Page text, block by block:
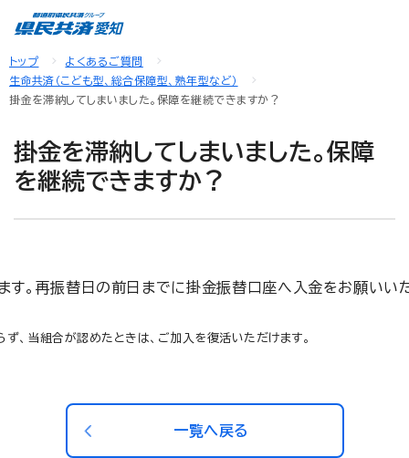
トップ
よくあるご質問
生命共済（こども型、総合保障型、熟年型など）
掛金を滞納してしまいました。保障を継続できますか？
掛金を滞納してしまいました。保障
を継続できますか？
振替日の前日までに掛金振替口座へ入金をお願い
、当組合が認めたときは、ご加入を復活いただけます。
一覧へ戻る